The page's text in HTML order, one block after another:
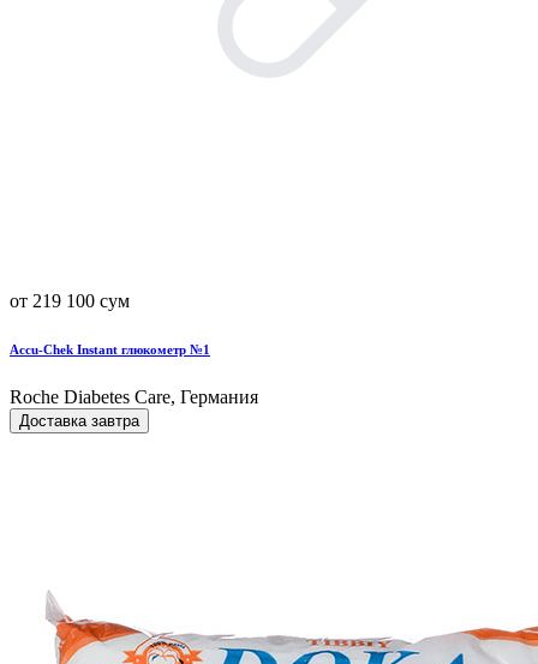
от 219 100 сум
Accu-Chek Instant глюкометр №1
Roche Diabetes Care, Германия
Доставка завтра